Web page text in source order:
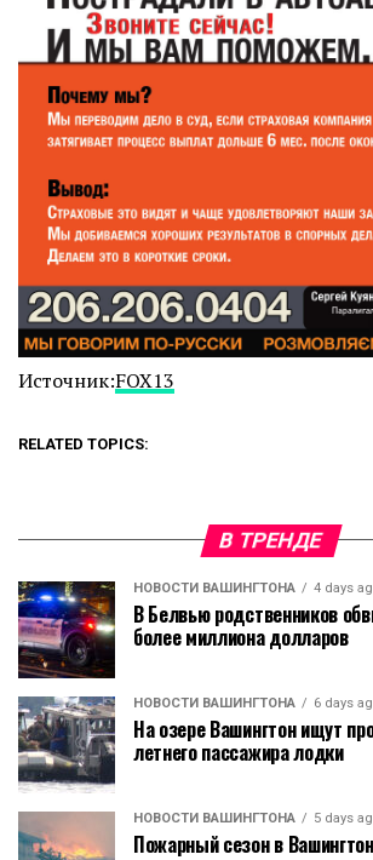
Источник:FOX13
RELATED TOPICS:
В ТРЕНДЕ
НОВОСТИ ВАШИНГТОНА 4 days
В Белвью родственников
более миллиона долларов
НОВОСТИ ВАШИНГТОНА 6 days
На озере Вашингтон ищут
летнего пассажира лодки
НОВОСТИ ВАШИНГТОНА 5 days
Пожарный сезон в